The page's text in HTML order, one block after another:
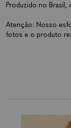
Produzido no
Atenção: Nosso
fotos e o produto